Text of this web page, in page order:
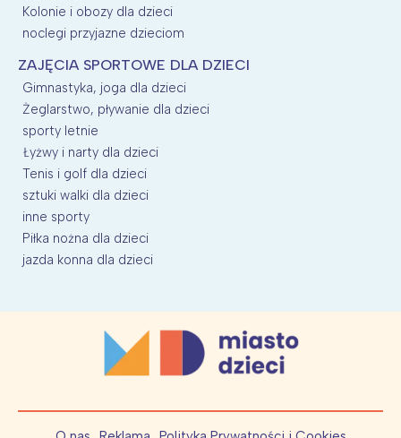
Kolonie i obozy dla dzieci
noclegi przyjazne dzieciom
ZAJĘCIA SPORTOWE DLA DZIECI
Gimnastyka, joga dla dzieci
Żeglarstwo, pływanie dla dzieci
sporty letnie
Łyżwy i narty dla dzieci
Tenis i golf dla dzieci
sztuki walki dla dzieci
inne sporty
Piłka nożna dla dzieci
jazda konna dla dzieci